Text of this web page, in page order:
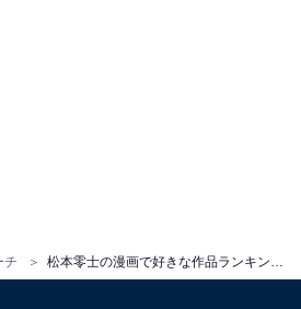
チ
』でした。1977～1981年に